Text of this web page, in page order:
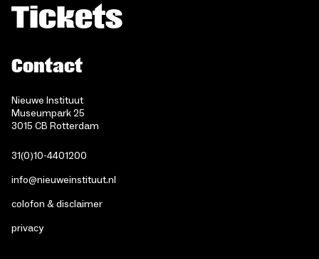
Tickets
Contact
Nieuwe Instituut
Museumpark 25
3015 CB Rotterdam
31(0)10-4401200
info@nieuweinstituut.nl
colofon & disclaimer
privacy